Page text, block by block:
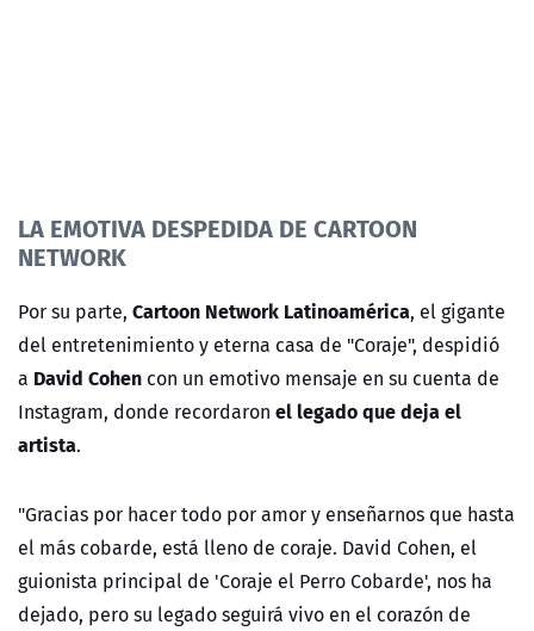
LA EMOTIVA DESPEDIDA DE CARTOON
NETWORK
Por su parte, Cartoon Network Latinoamérica, el gigante
del entretenimiento y eterna casa de "Coraje", despidió
a David Cohen con un emotivo mensaje en su cuenta de
Instagram, donde recordaron el legado que deja el
artista.
"Gracias por hacer todo por amor y enseñarnos que hasta
el más cobarde, está lleno de coraje. David Cohen, el
guionista principal de 'Coraje el Perro Cobarde', nos ha
dejado, pero su legado seguirá vivo en el corazón de